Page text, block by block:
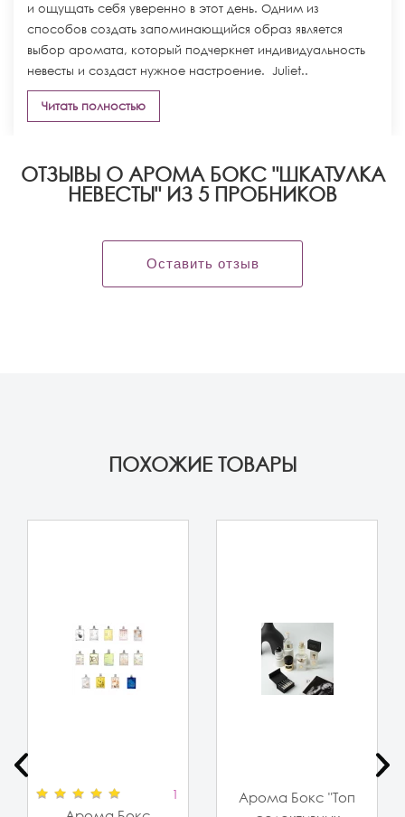
и ощущать себя уверенно в этот день. Одним из
способов создать запоминающийся образ является
выбор аромата, который подчеркнет индивидуальность
невесты и создаст нужное настроение. Juliet..
Читать полностью
ОТЗЫВЫ О АРОМА БОКС "ШКАТУЛКА
НЕВЕСТЫ" ИЗ 5 ПРОБНИКОВ
Оставить отзыв
ПОХОЖИЕ ТОВАРЫ
1
Арома Бокс "Топ